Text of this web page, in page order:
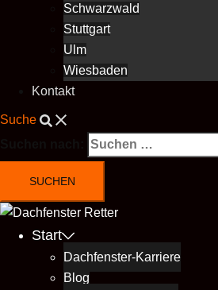
Schwarzwald
Stuttgart
Ulm
Wiesbaden
Kontakt
Suche
Start
Dachfenster-Karriere
Blog